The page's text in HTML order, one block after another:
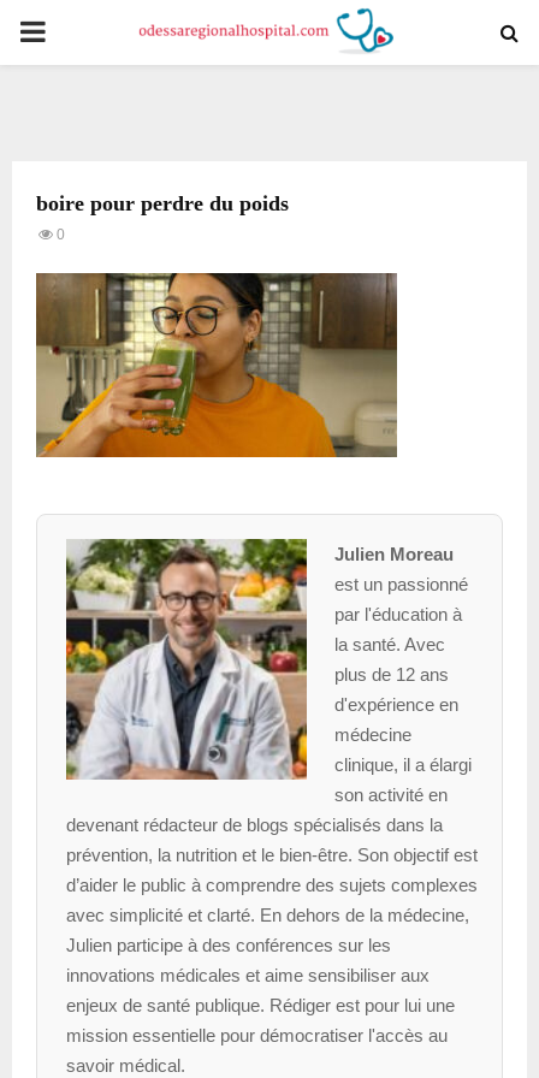
PRIMARY
boire pour perdre du poids
0
Julien Moreau
est un passionné
par l'éducation à
la santé. Avec
plus de 12 ans
d'expérience en
médecine
clinique, il a élargi
son activité en
devenant rédacteur de blogs spécialisés dans la
prévention, la nutrition et le bien-être. Son objectif est
d’aider le public à comprendre des sujets complexes
avec simplicité et clarté. En dehors de la médecine,
Julien participe à des conférences sur les
innovations médicales et aime sensibiliser aux
enjeux de santé publique. Rédiger est pour lui une
mission essentielle pour démocratiser l'accès au
savoir médical.